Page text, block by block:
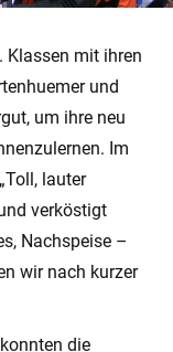
Klassen mit ihren
und
um ihre neu
Im
lauter
verköstigt
Nachspeise –
wir nach kurzer
die